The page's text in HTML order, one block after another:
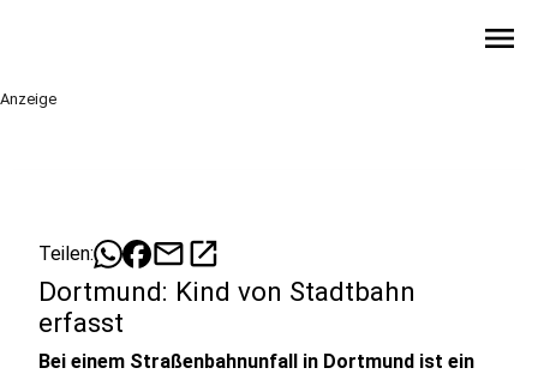
menu
Anzeige
Teilen: mailopen_in_new
Dortmund: Kind von Stadtbahn
erfasst
Bei einem Straßenbahnunfall in Dortmund ist ein